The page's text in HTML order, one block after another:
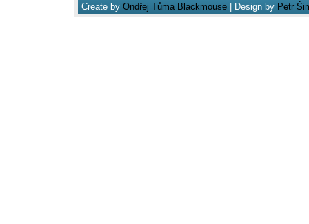
Create by Ondřej Tůma Blackmouse| Design by Petr